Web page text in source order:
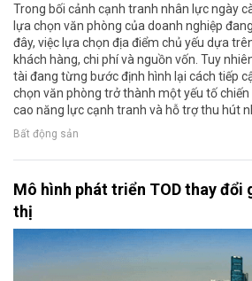
Trong bối cảnh cạnh tranh nhân lực ngày
lựa chọn văn phòng của doanh nghiệp
đây, việc lựa chọn địa điểm chủ yếu dựa
khách hàng, chi phí và nguồn vốn. Tuy
tài đang từng bước định hình lại cách tiếp
chọn văn phòng trở thành một yếu tố
cao năng lực cạnh tranh và hỗ trợ thu hút
Bất động sản
Mô hình phát triển TOD thay đổi
thị